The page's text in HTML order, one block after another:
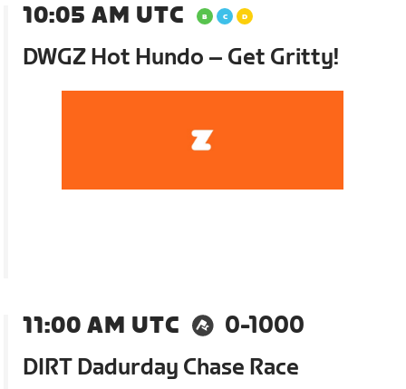
10:05 AM UTC
DWGZ Hot Hundo – Get Gritty!
11:00 AM UTC
0-1000
DIRT Dadurday Chase Race